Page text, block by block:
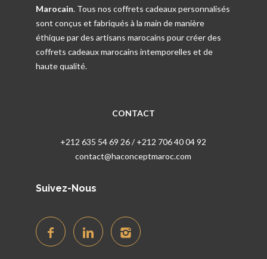
Marocain. Tous nos coffrets cadeaux personnalisés
sont conçus et fabriqués à la main de manière
éthique par des artisans marocains pour créer des
coffrets cadeaux marocains intemporelles et de
haute qualité.
CONTACT
+212 635 54 69 26 / +212 706 40 04 92
contact@haconceptmaroc.com
Suivez-Nous